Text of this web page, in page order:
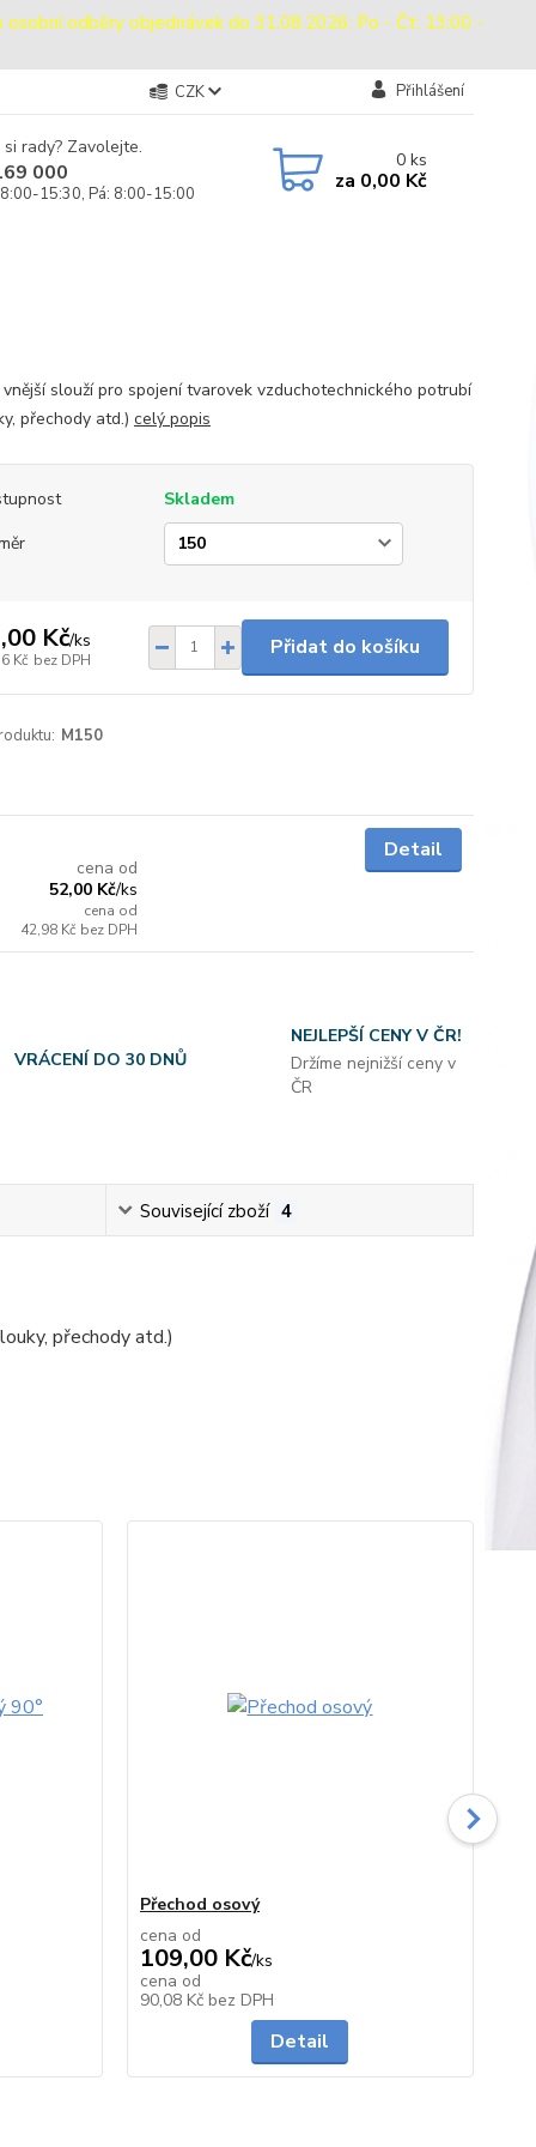
osobní odběry objednávek do 31.08.2026: Po - Čt: 13:00 -
CZK Přihlášení
rady? Zavolejte.
000
15:30, Pá: 8:00-15:00
0ks
za 0,00 Kč
slouží pro spojení tvarovek vzduchotechnického potrubí
přechody atd.) celý popis
Skladem
Kč/ks
Kč bez DPH
Přidat do košíku
M150
cena od
52,00 Kč/ks
cena od
42,98 Kč bez DPH
Detail
VRÁCENÍ DO 30 DNŮ
NEJLEPŠÍ CENY V ČR!
Držíme nejnižší ceny v
ČR
Související zboží 4
přechody atd.)
Přechod osový
cena od
109,00 Kč/ks
cena od
90,08 Kč bez DPH
Detail